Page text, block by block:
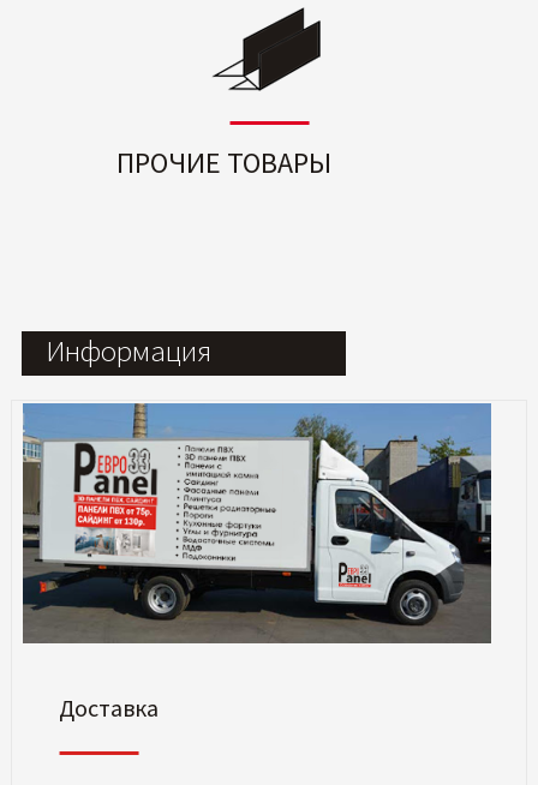
ПРОЧИЕ ТОВАРЫ
Информация
Доставка